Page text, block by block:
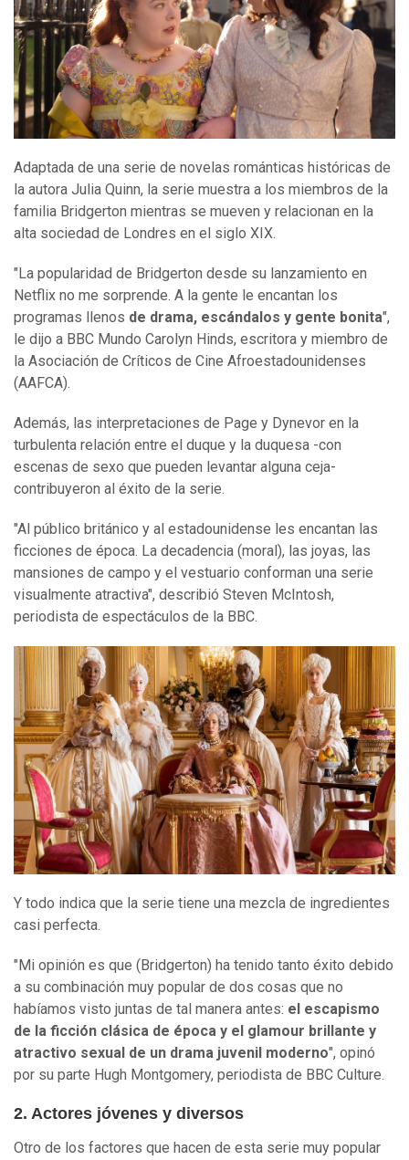
Adaptada de una serie de novelas románticas históricas de
la autora Julia Quinn, la serie muestra a los miembros de la
familia Bridgerton mientras se mueven y relacionan en la
alta sociedad de Londres en el siglo XIX.
"La popularidad de Bridgerton desde su lanzamiento en
Netflix no me sorprende. A la gente le encantan los
programas llenos de drama, escándalos y gente bonita",
le dijo a BBC Mundo Carolyn Hinds, escritora y miembro de
la Asociación de Críticos de Cine Afroestadounidenses
(AAFCA).
Además, las interpretaciones de Page y Dynevor en la
turbulenta relación entre el duque y la duquesa -con
escenas de sexo que pueden levantar alguna ceja-
contribuyeron al éxito de la serie.
"Al público británico y al estadounidense les encantan las
ficciones de época. La decadencia (moral), las joyas, las
mansiones de campo y el vestuario conforman una serie
visualmente atractiva", describió Steven McIntosh,
periodista de espectáculos de la BBC.
Y todo indica que la serie tiene una mezcla de ingredientes
casi perfecta.
"Mi opinión es que (Bridgerton) ha tenido tanto éxito debido
a su combinación muy popular de dos cosas que no
habíamos visto juntas de tal manera antes: el escapismo
de la ficción clásica de época y el glamour brillante y
atractivo sexual de un drama juvenil moderno", opinó
por su parte Hugh Montgomery, periodista de BBC Culture.
2. Actores jóvenes y diversos
Otro de los factores que hacen de esta serie muy popular